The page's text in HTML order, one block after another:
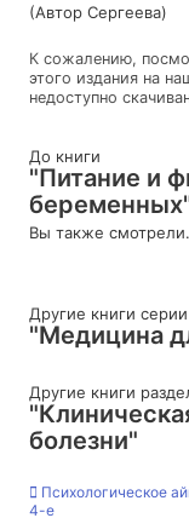
(Автор Сергеева)
К сожалению,
этого издания на
недоступно
До книги
"Питание и
Вы также
Другие книги серии
"Медицина
Другие книги
болезни"
Психологическое
4-е